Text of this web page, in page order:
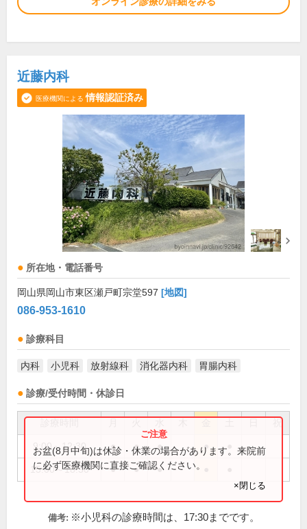
近藤内科
医療機関による 情報認証済み
所在地・電話番号
岡山県岡山市東区瀬戸町宗堂597 [地図]
086-953-1610
診療科目
内科 小児科 放射線科 消化器内科 胃腸内科
診療/受付時間・休診日
祝
9:00～12:30 ● ● ● ●
15:00～18:30 ● ● ●
お盆(8月中旬)は休診・休業の場合があります。来院前
に必ず医療機関に直接ご確認ください。
×閉じる
備考: ※小児科の診療時間は、17:30までです。